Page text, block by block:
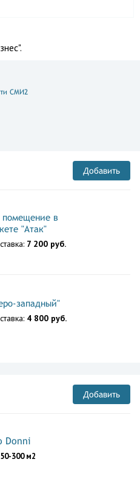
СМИ2
Добавить
помещение в
"Атак"
7 200 руб.
западный"
4 800 руб.
Добавить
Donni
300 м2